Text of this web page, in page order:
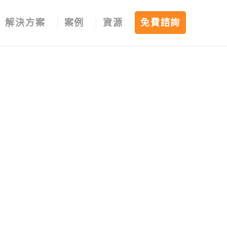
解決方案 案例 資源 免費諮詢